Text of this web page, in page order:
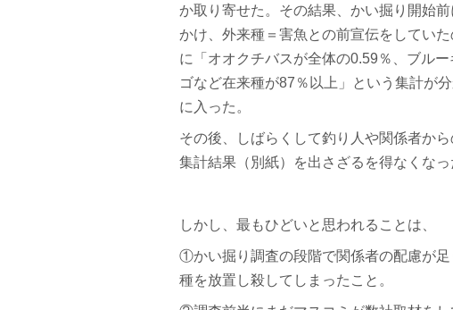
か取り寄せた。その結果、かい掘り開始
かけ、外来種＝害魚との前宣伝をしてい
に「オオクチバスが全体の0.59％、ブル
ゴなど在来種が87％以上」という集計が
に入った。
その後、しばらくして釣り人や関係者か
集計結果（別紙）を出さざるを得なくなっ
しかし、最もひどいと思われることは、
①かい掘り調査の段階で関係者の配慮が
種を放置し殺してしまったこと。